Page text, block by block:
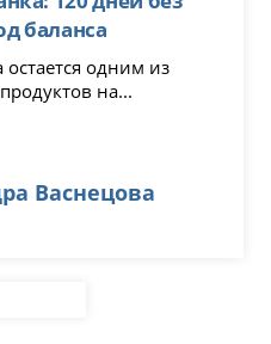
баланса
остается одним из
на...
Васнецова